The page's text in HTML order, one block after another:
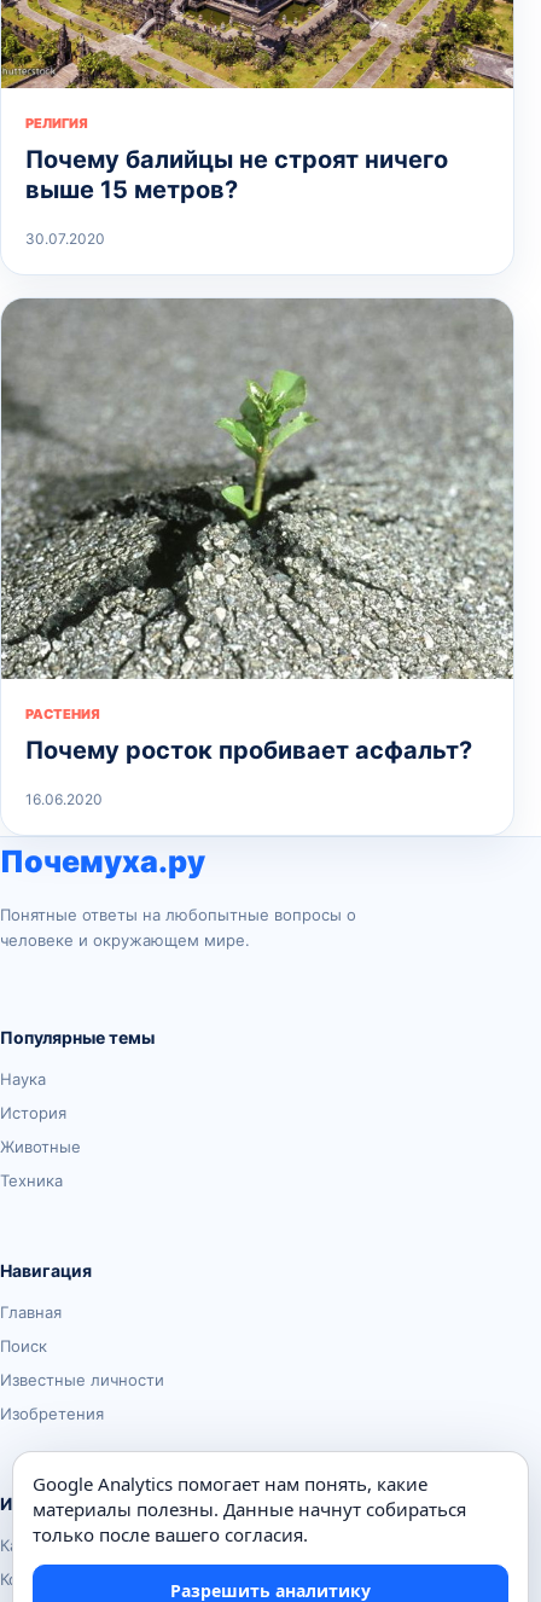
РЕЛИГИЯ
Почему балийцы не строят ничего
выше 15 метров?
30.07.2020
РАСТЕНИЯ
Почему росток пробивает асфальт?
16.06.2020
Почемуха.ру
Понятные ответы на любопытные вопросы о
человеке и окружающем мире.
Популярные темы
Наука
История
Животные
Техника
Навигация
Главная
Поиск
Известные личности
Изобретения
Информация
Карта сайта
Контакты
Google Analytics помогает нам понять, какие
материалы полезны. Данные начнут собираться
только после вашего согласия.
Разрешить аналитику